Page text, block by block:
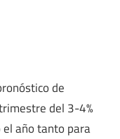
de
del 3-4%
año tanto para